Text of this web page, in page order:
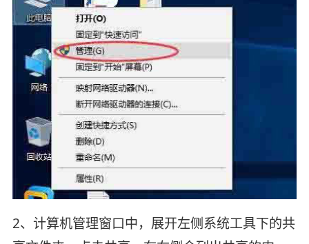
2、计算机管理窗口中，展开左侧系统工具下的共